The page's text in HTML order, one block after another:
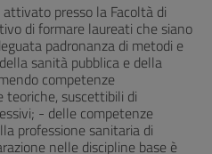
presso la Facoltà di
di formare laureati che siano
padronanza di metodi e
sanità pubblica e della
competenze
teoriche, suscettibili di
- delle competenze
professione sanitaria di
nelle discipline base è